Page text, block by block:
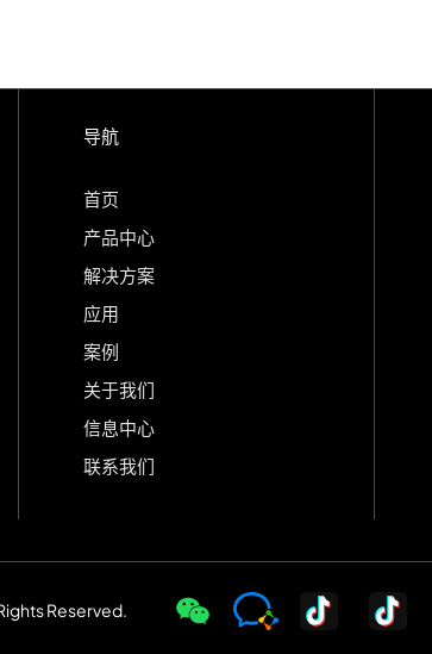
导航
首页
产品中心
解决方案
应用
案例
关于我们
信息中心
联系我们
Reserved.